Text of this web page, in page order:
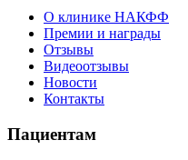
О клинике НАКФФ
Премии и награды
Отзывы
Видеоотзывы
Новости
Контакты
Пациентам